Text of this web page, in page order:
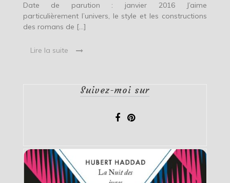
Date de parution : janvier 2016 J’aime
particulièrement l’univers, le style et les constructions
des romans de […]
Lire la suite
Suivez-moi sur